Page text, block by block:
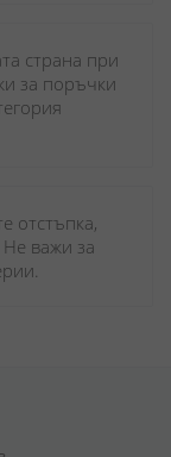
страна при
за поръчки
отстъпка,
важи за